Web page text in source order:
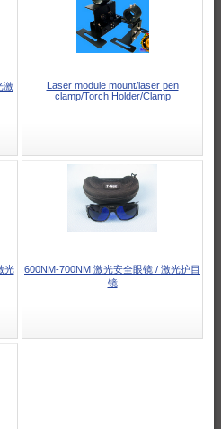
激
Laser module mount/laser pen
clamp/Torch Holder/Clamp
光
600NM-700NM 激光安全眼镜 / 激光护目
镜